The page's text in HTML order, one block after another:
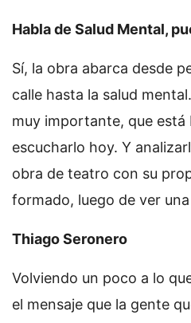
Habla de Salud Mental,
Sí, la obra abarca desde
calle hasta la salud
muy importante, que está
escucharlo hoy. Y
obra de teatro con su
formado, luego de ver
Thiago Seronero
Volviendo un poco a lo
el mensaje que la gente